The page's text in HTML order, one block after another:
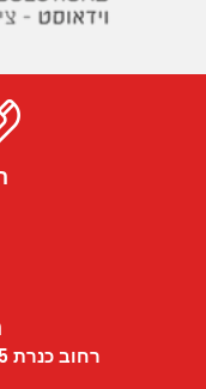
רחוב כנרת 15, בני-ברק 5120260 ישראל